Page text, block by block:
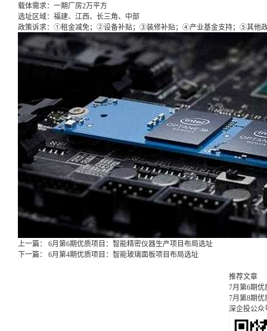
载体需求： 一期厂房2万平方
选址区域： 福建、江西、长三角、中部
政策诉求： ①租金减免；②设备补贴；③装修补贴；④产业基金支持；⑤其他
上一篇： 6月第6期优质项目：智能精密仪器生产项目布局选址
下一篇： 6月第4期优质项目：智能玻璃面板项目布局选址
推荐文章
7月第6期
7月第8期
深企投公众